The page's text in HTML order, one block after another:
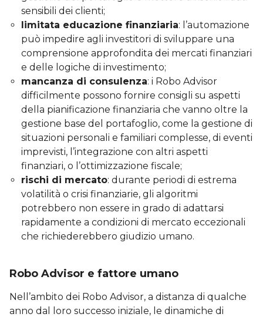
sensibili dei clienti;
limitata educazione finanziaria: l’automazione
può impedire agli investitori di sviluppare una
comprensione approfondita dei mercati finanziari
e delle logiche di investimento;
mancanza di consulenza: i Robo Advisor
difficilmente possono fornire consigli su aspetti
della pianificazione finanziaria che vanno oltre la
gestione base del portafoglio, come la gestione di
situazioni personali e familiari complesse, di eventi
imprevisti, l’integrazione con altri aspetti
finanziari, o l’ottimizzazione fiscale;
rischi di mercato: durante periodi di estrema
volatilità o crisi finanziarie, gli algoritmi
potrebbero non essere in grado di adattarsi
rapidamente a condizioni di mercato eccezionali
che richiederebbero giudizio umano.
Robo Advisor e fattore umano
Nell’ambito dei Robo Advisor, a distanza di qualche
anno dal loro successo iniziale, le dinamiche di